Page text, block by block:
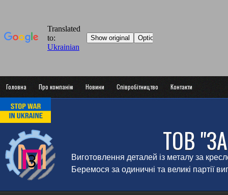
Головна Про компанію Новини Співробітництво Контакти
ТОВ
Виготовлення деталей із металу за
Беремося за одиничні та великі партії